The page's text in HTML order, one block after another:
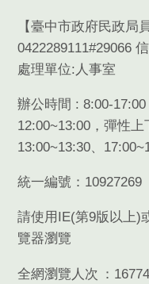
【臺中市政府民政局
0422289111#29066
處理單位:人事室
辦公時間 : 8:00-17:00
12:00~13:00，彈性上
13:00~13:30、
統一編號：10927269
請使用 IE(第9版以上)
覽器瀏覽
全網瀏覽人次